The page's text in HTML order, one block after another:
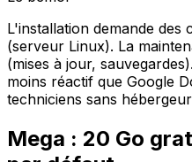
L'installation demande des
(serveur Linux). La
(mises à jour,
moins réactif que Google
techniciens sans
Mega : 20 Go